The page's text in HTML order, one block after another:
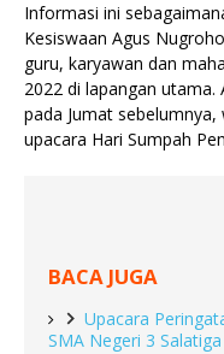
Informasi ini
Kesiswaan Agus
guru, karyawan dan
2022 di lapangan utama.
pada Jumat
upacara Hari Sumpah
BACA JUGA
Upacara
SMA Negeri 3 Salatiga